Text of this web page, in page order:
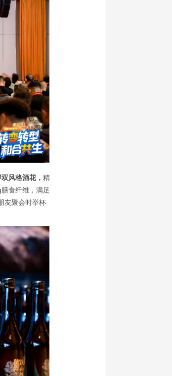
风格酒花， 精
食纤维，满足
友聚会时举杯